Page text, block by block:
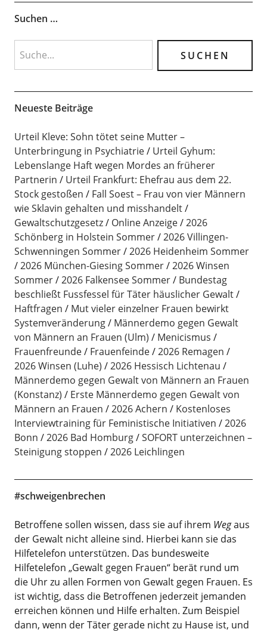
Suchen …
Neueste Beiträge
Urteil Kleve: Sohn tötet seine Mutter –
Unterbringung in Psychiatrie
Urteil Gyhum:
Lebenslange Haft wegen Mordes an früherer
Partnerin
Urteil Frankfurt: Ehefrau aus dem 22.
Stock gestoßen
Fall Soest – Frau von vier Männern
wie Sklavin gehalten und misshandelt
Gewaltschutzgesetz
Online Anzeige
2026
Schönberg in Holstein Sommer
2026 Villingen-
Schwenningen Sommer
2026 Heidenheim Sommer
2026 München-Giesing Sommer
2026 Winsen
Sommer
2026 Falkensee Sommer
Bundestag
beschließt Fussfessel für Täter häuslicher Gewalt
Haftfragen
Mut vieler einzelner Frauen bewirkt
Systemveränderung
Männerdemo gegen Gewalt
von Männern an Frauen (Ulm)
Menicismus
Frauenfreunde
Frauenfeinde
2026 Remagen
2026 Winsen (Luhe)
2026 Hessisch Lichtenau
Männerdemo gegen Gewalt von Männern an Frauen
(Konstanz)
Erste Männerdemo gegen Gewalt von
Männern an Frauen
2026 Achern
Kostenloses
Interviewtraining für Feministische Initiativen
2026
Bonn
2026 Bad Homburg
SOFORT unterzeichnen –
Steinigung stoppen
2026 Leichlingen
#schweigenbrechen
Betroffene sollen wissen, dass sie auf ihrem Wegaus
der Gewalt nicht alleine sind. Hierbei kann sie das
Hilfetelefon unterstützen. Das bundesweite
Hilfetelefon „Gewalt gegen Frauen“ berät rund um
die Uhr zu allen Formen von Gewalt gegen Frauen. Es
ist wichtig, dass die Betroffenen jederzeit jemanden
erreichen können und Hilfe erhalten. Zum Beispiel
dann, wenn der Täter gerade nicht zu Hause ist, und